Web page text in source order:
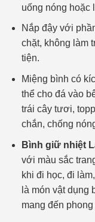
uống nóng hoặc
Nắp đậy với
chặt, không làm
tiện.
Miệng bình có
thể cho đá vào
trái cây tươi,
chắn, chống
Bình giữ nhiệt
với màu sắc
khi đi học, đi
là món vật dụng
mang đến